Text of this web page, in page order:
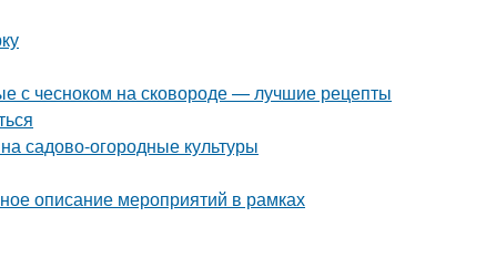
с чесноком на сковороде — лучшие рецепты
садово-огородные культуры
описание мероприятий в рамках